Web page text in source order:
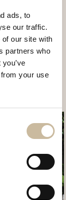
ads, to
our traffic.
our site with
partners who
your use
past in elk
van
materiaal.